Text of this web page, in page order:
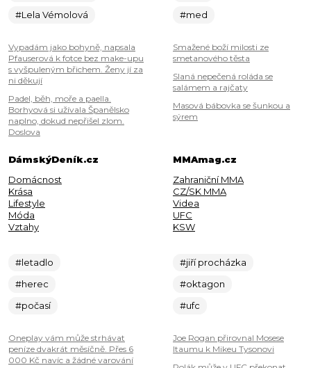
#Lela Vémolová
Vypadám jako bohyně, napsala
Pfauserová k fotce bez make-upu
s vyšpuleným břichem. Ženy jí za
ni děkují
Padel, běh, moře a paella.
Borhyová si užívala Španělsko
naplno, dokud nepřišel zlom.
Doslova
#med
Smažené boží milosti ze
smetanového těsta
Slaná nepečená roláda se
salámem a rajčaty
Masová bábovka se šunkou a
sýrem
DámskýDeník.cz
Domácnost
Krása
Lifestyle
Móda
Vztahy
#letadlo
#herec
#počasí
Oneplay vám může strhávat
peníze dvakrát měsíčně. Přes 6
000 Kč navíc a žádné varování
MMAmag.cz
Zahraniční MMA
CZ/SK MMA
Videa
UFC
KSW
#jiří procházka
#oktagon
#ufc
Joe Rogan přirovnal Mosese
Itaumu k Mikeu Tysonovi